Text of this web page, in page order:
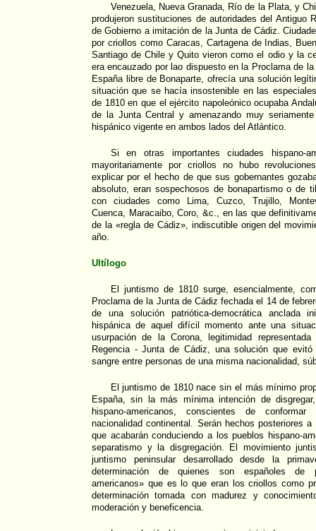
Venezuela, Nueva Granada, Río de la Plata, y
produjeron sustituciones de autoridades del Antiguo
de Gobierno a imitación de la Junta de Cádiz.
por criollos como Caracas, Cartagena de Indias,
Santiago de Chile y Quito vieron como el odio y la
era encauzado por lao dispuesto en la Proclama de
España libre de Bonaparte, ofrecía una solución
situación que se hacía insostenible en las
de 1810 en que el ejército napoleónico ocupaba
de la Junta Central y amenazando muy seriamente
hispánico vigente en ambos lados del Atlántico.
Si en otras importantes ciudades hispano-
mayoritariamente por criollos no hubo
explicar por el hecho de que sus gobernantes
absoluto, eran sospechosos de bonapartismo o de
con ciudades como Lima, Cuzco, Trujillo,
Cuenca, Maracaibo, Coro, &c., en las que
de la «regla de Cádiz», indiscutible origen del
año.
Ultílogo
El juntismo de 1810 surge, esencialmente,
Proclama de la Junta de Cádiz fechada el 14 de
de una solución patriótica-democrática anclada
hispánica de aquel difícil momento ante una
usurpación de la Corona, legitimidad
Regencia - Junta de Cádiz, una solución que evitó
sangre entre personas de una misma nacionalidad,
El juntismo de 1810 nace sin el más mínimo
España, sin la más mínima intención de
hispano-americanos, conscientes de
nacionalidad continental. Serán hechos posteriores
que acabarán conduciendo a los pueblos hispano-
separatismo y la disgregación. El movimiento
juntismo peninsular desarrollado desde la
determinación de quienes son españoles de
americanos» que es lo que eran los criollos como
determinación tomada con madurez y
moderación y beneficencia.